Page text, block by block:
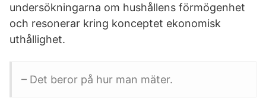
undersökningarna om hushållens förmögenhet
och resonerar kring konceptet ekonomisk
uthållighet.
– Det beror på hur man mäter.